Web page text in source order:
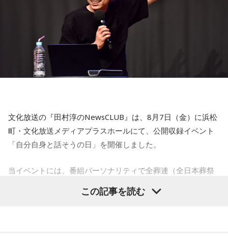
【今日の一言メッセージ】
今日は不要なものを手放したり、今後の計画を見直すことを
心掛けると良い日です。
■監修者プロフィール：莉瑠（リル）
東京・池袋占い館セレーネ所属。10代に占いに出会い、勉
クスを持つ方に寄り添いたいと本格的に占いの世界に進出。
SATORI電話占い月間ランキング連続1位。占いコンテンツ
『莉瑠と龍神様の絶対神託』リリース。
Webサイト：https://selene-uranai.com/
【5位】牡牛座（おうし座）
趣味や友達付き合いが活発な運気です。今日は心の充実感を
感じやすい日なので、好きなことをとことん楽しみましょ
う。ラッキーアイテムは、炭酸水。
【6位】乙女座（おとめ座）
【7位】牡羊座（おひつじ座）
マイペースに過ごせると良い日です。今日は部屋の片付けを
したり、書類の整理をしたり、身の回りの整理を心掛けて過
【8位】天秤座（てんびん座）
仕事運が好調な日。今日がお休みの人も忙しさが目立ちそう
文化放送の『田村淳のNewsCLUB』は、8月7日（金）に浜松
町・文化放送メディアプラスホールにて、公開収録イベント
「自分自身と話そうの日」を開催しました。
当イベントには、番組パーソナリティで全葬連（全日本葬祭
業協同組合連合会）のフューネラルアンバサダーも務める田
村淳と、アシスタントの砂山圭大郎アナウンサーが登壇。
この記事を読む